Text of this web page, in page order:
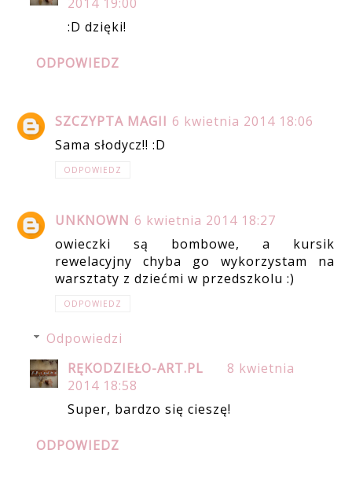
:D dzięki!
ODPOWIEDZ
SZCZYPTA MAGII 6 kwietnia 2014 18:06
Sama słodycz!! :D
ODPOWIEDZ
UNKNOWN 6 kwietnia 2014 18:27
owieczki są bombowe, a kursik
rewelacyjny chyba go wykorzystam na
warsztaty z dziećmi w przedszkolu :)
ODPOWIEDZ
Odpowiedzi
RĘKODZIEŁO-ART.PL
8 kwietnia
2014 18:58
Super, bardzo się cieszę!
ODPOWIEDZ